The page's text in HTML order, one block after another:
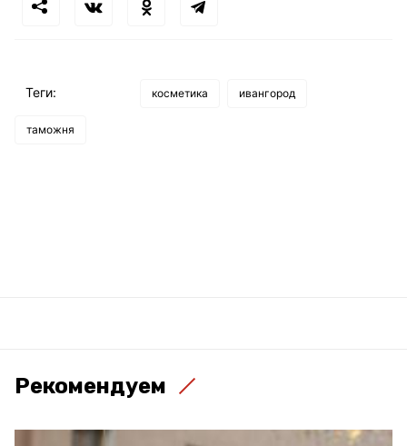
Теги: косметика ивангород
таможня
Рекомендуем